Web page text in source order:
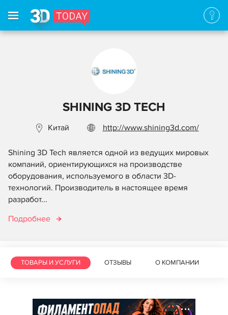
SHINING 3D TECH
Китай http://www.shining3d.com/
Shining 3D Tech является одной из ведущих мировых
компаний, ориентирующихся на производстве
оборудования, используемого в области 3D-
технологий. Производитель в настоящее время
разработ...
Подробнее
ТОВАРЫ И УСЛУГИ ОТЗЫВЫ О КОМПАНИИ